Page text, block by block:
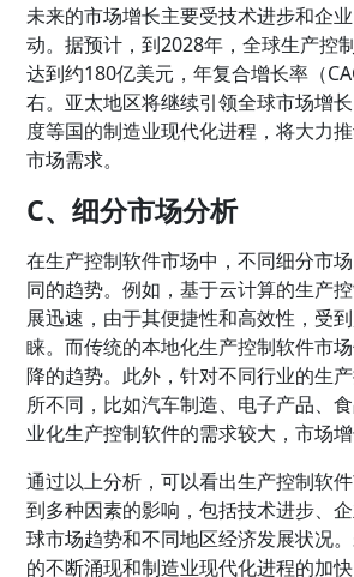
未来的市场增长主要受技术进步和企
动。据预计，到2028年，全球生产控
达到约180亿美元，年复合增长率（
右。亚太地区将继续引领全球市场增
度等国的制造业现代化进程，将大力
市场需求。
C、细分市场分析
在生产控制软件市场中，不同细分市
同的趋势。例如，基于云计算的生产
展迅速，由于其便捷性和高效性，受
睐。而传统的本地化生产控制软件市
降的趋势。此外，针对不同行业的生
所不同，比如汽车制造、电子产品、
业化生产控制软件的需求较大，市场增
通过以上分析，可以看出生产控制软
到多种因素的影响，包括技术进步、
球市场趋势和不同地区经济发展状况
的不断涌现和制造业现代化进程的加